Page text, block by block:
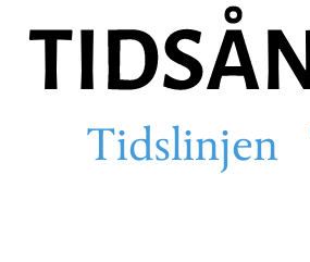
hovedinnhold
Main
Tidslinjen